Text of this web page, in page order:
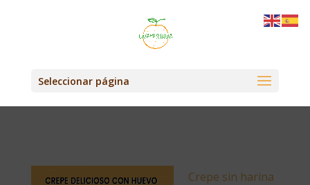
Seleccionar página
Crepe sin harina